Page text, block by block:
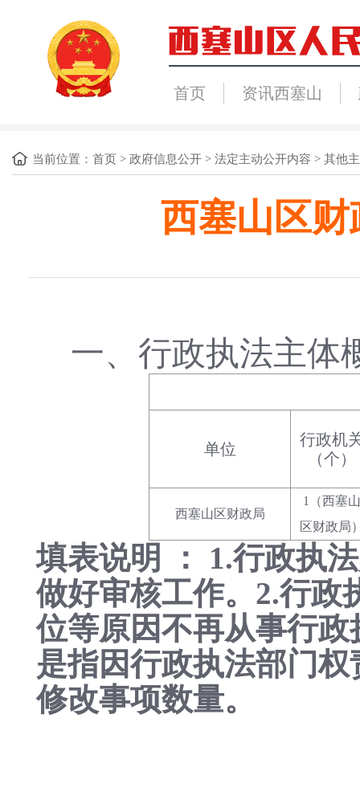
首页 资讯西塞山
当前位置： 首页 > 政府信息公开 > 法定主动公开内容 > 其他
西塞山区
一、行政执法主体
单位
行政机
（个）
西塞山区财政局
1（西塞山
区财政局
填表说明 ： 1.行政执
做好审核工作。2.行政
位等原因不再从事行
是指因行政执法部门
修改事项数量。